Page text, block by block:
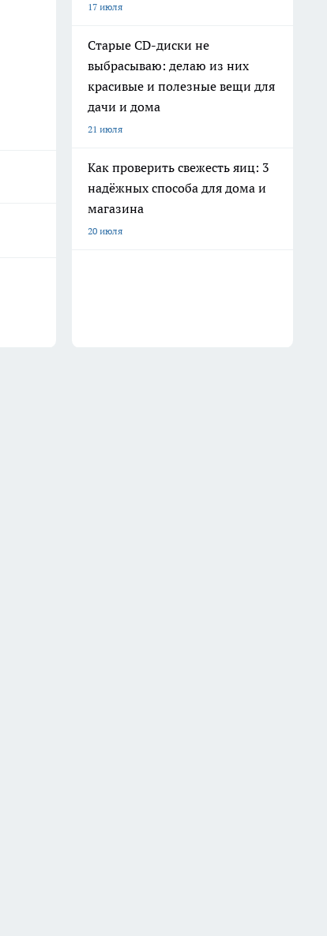
17 июля
Старые CD-диски не
выбрасываю: делаю из них
красивые и полезные вещи для
дачи и дома
21 июля
Как проверить свежесть яиц: 3
надёжных способа для дома и
магазина
20 июля